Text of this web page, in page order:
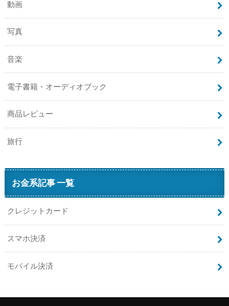
動画
写真
音楽
電子書籍・オーディオブック
商品レビュー
旅行
お金系記事 一覧
クレジットカード
スマホ決済
モバイル決済